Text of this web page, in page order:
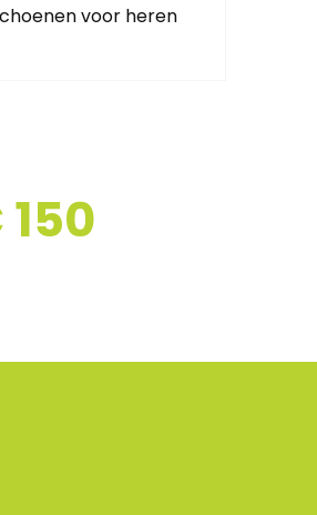
voor heren
150